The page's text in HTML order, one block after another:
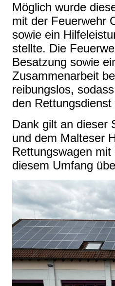
Möglich wurde
mit der Feuerwehr
sowie ein
stellte. Die
Besatzung sowie
Zusammenarbeit
reibungslos,
den
Dank gilt an dieser
und dem Malteser
Rettungswagen
diesem Umfang